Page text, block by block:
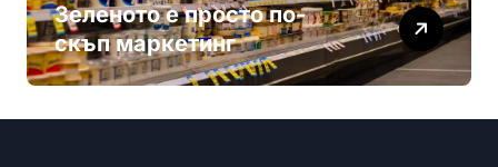
Зеленото е просто по-
скъп маркетинг